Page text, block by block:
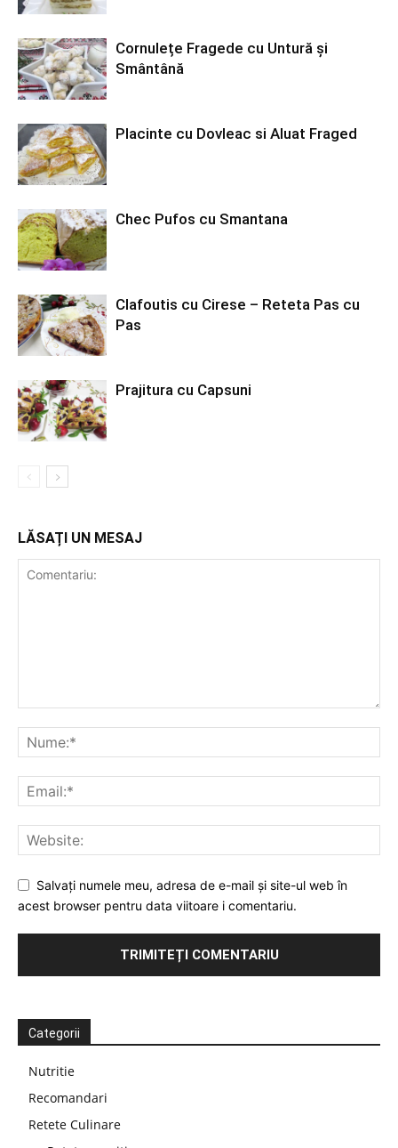
Cornulețe Fragede cu Untură și
Smântână
Placinte cu Dovleac si Aluat Fraged
Chec Pufos cu Smantana
Clafoutis cu Cirese – Reteta Pas cu
Pas
Prajitura cu Capsuni
LĂSAȚI UN MESAJ
Salvați numele meu, adresa de e-mail și site-ul web în
acest browser pentru data viitoare i comentariu.
Categorii
Nutritie
Recomandari
Retete Culinare